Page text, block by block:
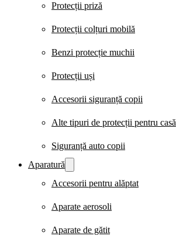
Protecții priză
Protecții colțuri mobilă
Benzi protecție muchii
Protecții uși
Accesorii siguranță copii
Alte tipuri de protecții pentru casă
Siguranță auto copii
Aparatură
Accesorii pentru alăptat
Aparate aerosoli
Aparate de gătit